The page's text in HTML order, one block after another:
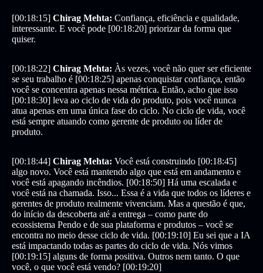
[00:18:15] Chirag Mehta: Confiança, eficiência e qualidade,
interessante. E você pode [00:18:20] priorizar da forma que
quiser.
[00:18:22] Chirag Mehta: Às vezes, você não quer ser eficiente
se seu trabalho é [00:18:25] apenas conquistar confiança, então
você se concentra apenas nessa métrica. Então, acho que isso
[00:18:30] leva ao ciclo de vida do produto, pois você nunca
atua apenas em uma única fase do ciclo. No ciclo de vida, você
está sempre atuando como gerente de produto ou líder de
produto.
[00:18:44] Chirag Mehta: Você está construindo [00:18:45]
algo novo. Você está mantendo algo que está em andamento e
você está apagando incêndios. [00:18:50] Há uma escalada e
você está na chamada. Isso... Essa é a vida que todos os líderes e
gerentes de produto realmente vivenciam. Mas a questão é que,
do início da descoberta até a entrega – como parte do
ecossistema Pendo e de sua plataforma e produtos – você se
encontra no meio desse ciclo de vida. [00:19:10] Eu sei que a IA
está impactando todas as partes do ciclo de vida. Nós vimos
[00:19:15] alguns de forma positiva. Outros nem tanto. O que
você, o que você está vendo? [00:19:20]